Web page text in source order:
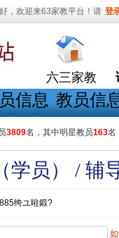
，欢迎来63家教平台！请 登
六三家教
信息 教员信
3809名，其中明星教员163名
学员） / 辅
绔ユ暀鍛?